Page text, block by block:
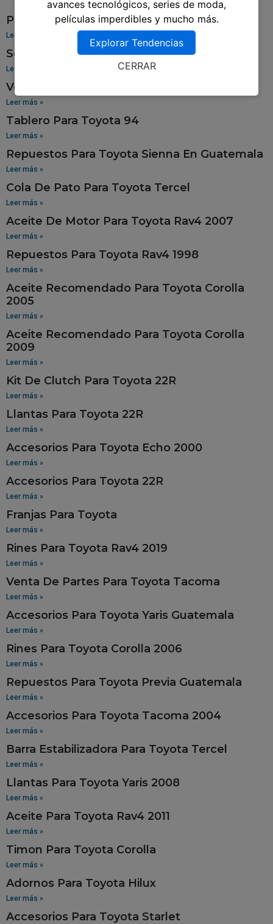
Pantalla Para Toyota Yaris
Leer más »
Sensor De Oxigeno Para Toyota Corolla
Leer más »
Venta De Aros Para Toyota Hilux
Leer más »
Tablero Para Toyota 94
Leer más »
Repuestos Para Toyota Sienna En Guatemala
Leer más »
Cola De Pato Para Toyota Tercel
Leer más »
Aceite De Motor Para Toyota Rav4 2007
Leer más »
Repuestos Para Toyota Rav4 1998
Leer más »
Aceite Recomendado Para Toyota Corolla
2005
Leer más »
Aceite Recomendado Para Toyota Corolla
2009
Leer más »
Kit De Clutch Para Toyota 22R
Leer más »
Llantas Para Toyota 22R
Leer más »
Accesorios Para Toyota Echo 2000
Leer más »
Accesorios Para Toyota 22R
Leer más »
Franjas Para Toyota
Leer más »
Rines Para Toyota Rav4 2019
Leer más »
Venta De Partes Para Toyota Tacoma
Leer más »
Accesorios Para Toyota Yaris Guatemala
Leer más »
Rines Para Toyota Corolla 2006
Leer más »
Repuestos Para Toyota Previa Guatemala
Leer más »
Accesorios Para Toyota Tacoma 2004
Leer más »
Barra Estabilizadora Para Toyota Tercel
Leer más »
Llantas Para Toyota Yaris 2008
Leer más »
Aceite Para Toyota Rav4 2011
Leer más »
Timon Para Toyota Corolla
Leer más »
Adornos Para Toyota Hilux
Leer más »
Accesorios Para Toyota Starlet
avances tecnológicos, series de moda,
películas imperdibles y mucho más.
Explorar Tendencias
CERRAR